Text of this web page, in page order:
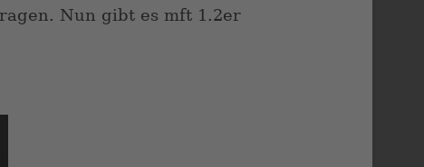
Nun gibt es mft 1.2er